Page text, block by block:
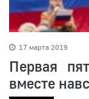
17 марта 2019
Первая
вместе